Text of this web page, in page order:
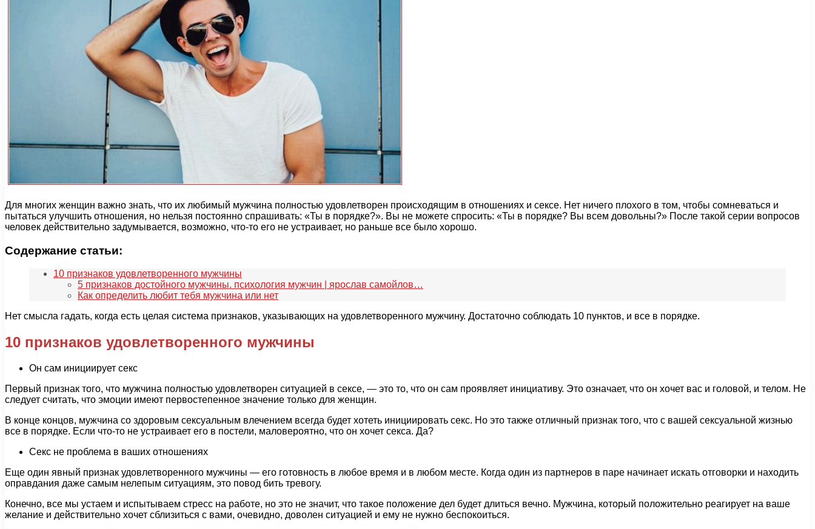
Для многих женщин важно знать, что их любимый мужчина полностью удовлетворен происходящим в отношениях и сексе. Нет ничего плохого в том, чтобы сомневаться и
пытаться улучшить отношения, но нельзя постоянно спрашивать: «Ты в порядке?». Вы не можете спросить: «Ты в порядке? Вы всем довольны?» После такой серии вопросов
человек действительно задумывается, возможно, что-то его не устраивает, но раньше все было хорошо.
Содержание статьи:
10 признаков удовлетворенного мужчины
5 признаков достойного мужчины. психология мужчин | ярослав самойлов…
Как определить любит тебя мужчина или нет
Нет смысла гадать, когда есть целая система признаков, указывающих на удовлетворенного мужчину. Достаточно соблюдать 10 пунктов, и все в порядке.
10 признаков удовлетворенного мужчины
Он сам инициирует секс
Первый признак того, что мужчина полностью удовлетворен ситуацией в сексе, — это то, что он сам проявляет инициативу. Это означает, что он хочет вас и головой, и телом. Не
следует считать, что эмоции имеют первостепенное значение только для женщин.
В конце концов, мужчина со здоровым сексуальным влечением всегда будет хотеть инициировать секс. Но это также отличный признак того, что с вашей сексуальной жизнью
все в порядке. Если что-то не устраивает его в постели, маловероятно, что он хочет секса. Да?
Секс не проблема в ваших отношениях
Еще один явный признак удовлетворенного мужчины — его готовность в любое время и в любом месте. Когда один из партнеров в паре начинает искать отговорки и находить
оправдания даже самым нелепым ситуациям, это повод бить тревогу.
Конечно, все мы устаем и испытываем стресс на работе, но это не значит, что такое положение дел будет длиться вечно. Мужчина, который положительно реагирует на ваше
желание и действительно хочет сблизиться с вами, очевидно, доволен ситуацией и ему не нужно беспокоиться.